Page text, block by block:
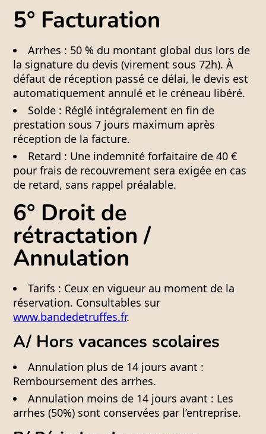
5° Facturation
Arrhes : 50 % du montant global dus lors de
la signature du devis (virement sous 72h). À
défaut de réception passé ce délai, le devis est
automatiquement annulé et le créneau libéré.
Solde : Réglé intégralement en fin de
prestation sous 7 jours maximum après
réception de la facture.
Retard : Une indemnité forfaitaire de40 €
pour frais de recouvrement sera exigée en cas
de retard, sans rappel préalable.
6° Droit de
rétractation /
Annulation
Tarifs : Ceux en vigueur au moment de la
réservation. Consultables sur
www.bandedetruffes.fr.
A/ Hors vacances scolaires
Annulation plus de 14 jours avant :
Remboursement des arrhes.
Annulation moins de 14 jours avant : Les
arrhes (50%) sont conservées par l’entreprise.